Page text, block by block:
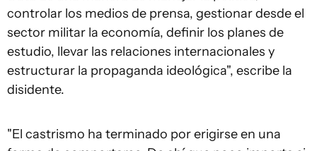
controlar los medios de prensa, gestionar desde el
sector militar la economía, definir los planes de
estudio, llevar las relaciones internacionales y
estructurar la propaganda ideológica", escribe la
disidente.
"El castrismo ha terminado por erigirse en una